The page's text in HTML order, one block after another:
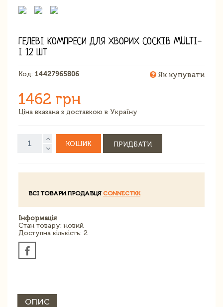
ГЕЛЕВІ КОМПРЕСИ ДЛЯ ХВОРИХ СОСКІВ MULTI-
I 12 ШТ
Код: 14427965806 Як купувати
1462 грн
Ціна вказана з доставкою в Україну
КОШИК ПРИДБАТИ
ВСІ ТОВАРИ ПРОДАВЦЯ CONNECTKK
Інформація
Стан товару: новий
Доступна кількість: 2
ОПИС